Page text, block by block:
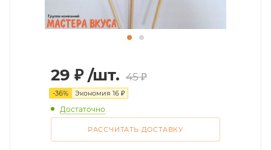
29 ₽ /шт. 45₽
-36% Экономия 16 ₽
Достаточно
РАССЧИТАТЬ ДОСТАВКУ